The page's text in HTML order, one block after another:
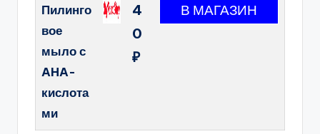
Пилинго
вое
мыло с
AHA-
кислота
ми
4
0
₽